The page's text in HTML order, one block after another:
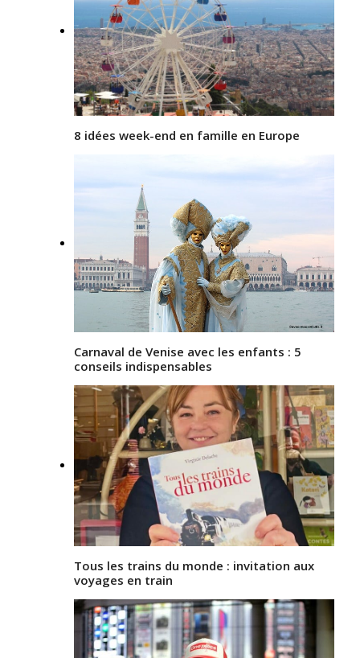
8 idées week-end en famille en Europe
Carnaval de Venise avec les enfants : 5
conseils indispensables
Tous les trains du monde : invitation aux
voyages en train